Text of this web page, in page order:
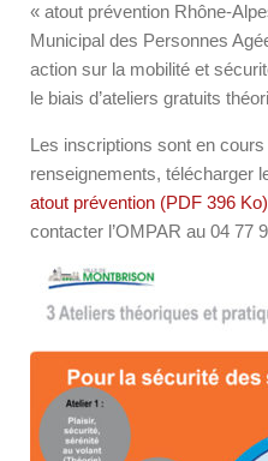
« atout prévention Rhône-
Municipal des Personnes
action sur la mobilité et
le biais d’ateliers gratuits
Les inscriptions sont en
renseignements, télécharger
atout prévention (PDF 396 Ko)
contacter l’OMPAR au 04 77